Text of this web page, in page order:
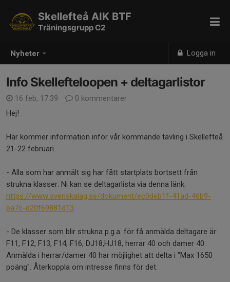
Nyheter Logga in
Skellefteå AIK BTF
Träningsgrupp C2
Info Skellefteloopen + deltagarlistor
16 feb, 17:39
0 kommentarer
Hej!
Här kommer information inför vår kommande tävling i Skellefteå
21-22 februari.
- Alla som har anmält sig har fått startplats bortsett från
strukna klasser. Ni kan se deltagarlista via denna länk:
https://www.svenskalag.se/dokument/ec0deb1f-41ad-46b9-
ba7c-d20f69881d13
- De klasser som blir strukna p.g.a. för få anmälda deltagare är:
F11, F12, F13, F14, F16, DJ18,HJ18, herrar 40 och damer 40.
Anmälda i herrar/damer 40 har möjlighet att delta i "Max 1650
poäng". Återkoppla om intresse finns för det.